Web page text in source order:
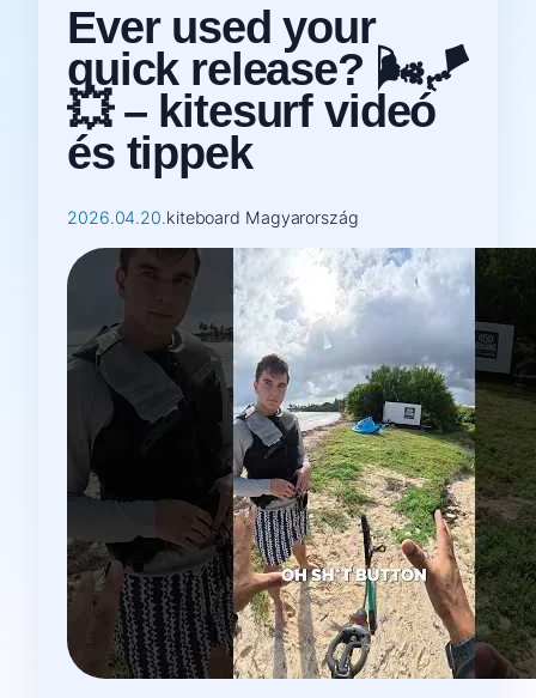
Ever used your
quick release? 🌬️🪁
💥 – kitesurf videó
és tippek
2026.04.20.kiteboard Magyarország